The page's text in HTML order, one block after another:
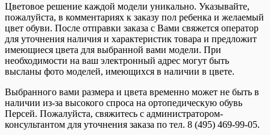
Цветовое решение каждой модели уникально. Указывайте,
пожалуйста, в комментариях к заказу пол ребенка и желаемый
цвет обуви. После отправки заказа с Вами свяжется оператор
для уточнения наличия и характеристик товара и предложит
имеющиеся цвета для выбранной вами модели. При
необходимости на ваш электронный адрес могут быть
высланы фото моделей, имеющихся в наличии в цвете.
Выбранного вами размера и цвета временно может не быть в
наличии из-за высокого спроса на ортопедическую обувь
Персей. Пожалуйста, свяжитесь с администратором-
консультантом для уточнения заказа по тел. 8 (495) 469-99-05.